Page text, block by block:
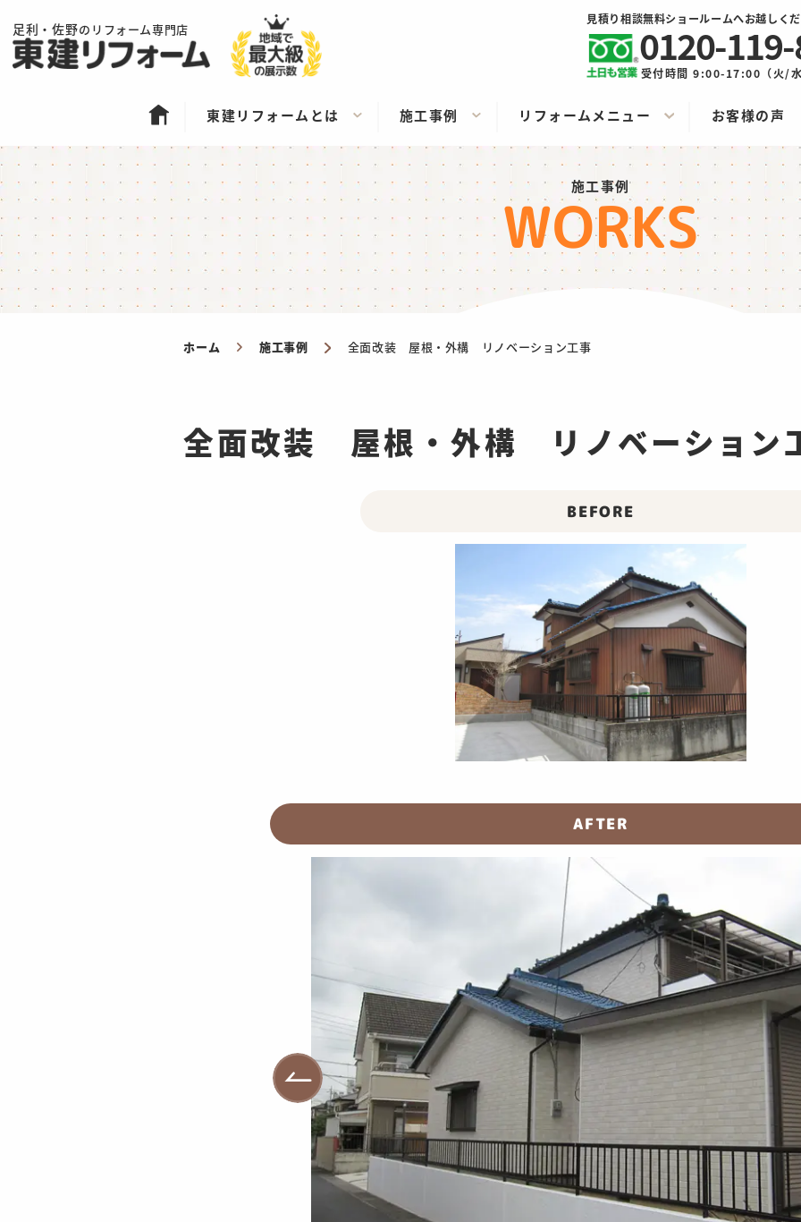
足利・佐野のリフォーム専門店
見積り相談無料ショールームへお越しく
0120-
受付時間 9:00-17:00（火/
東建リフォームとは 施工事例 リフォームメニュー お客様の声
施工事例
WORKS
ホーム 施工事例 全面改装 屋根・外構 リノベーション工事
全面改装 屋根・外構 リノベーション
BEFORE
AFTER